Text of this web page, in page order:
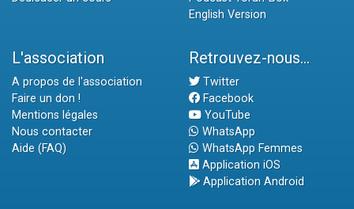
English Version
L'association
A propos de l'association
Faire un don !
Mentions légales
Nous contacter
Aide (FAQ)
Retrouvez-nous...
Twitter
Facebook
YouTube
WhatsApp
WhatsApp Femmes
Application iOS
Application Android